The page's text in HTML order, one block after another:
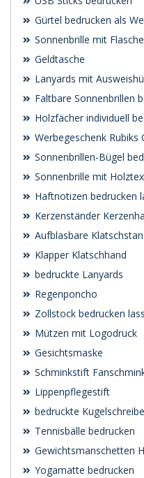
Gürtel bedrucken als
Sonnenbrille mit
Geldtasche
Lanyards mit
Faltbare Sonnenbrillen
Holzfächer individuell
Werbegeschenk Rubiks
Sonnenbrillen-Bügel
Sonnenbrille mit
Haftnotizen bedrucken
Kerzenständer
Aufblasbare
Klapper Klatschhand
bedruckte Lanyards
Regenponcho
Zollstock bedrucken
Mützen mit Logodruck
Gesichtsmaske
Schminkstift
Lippenpflegestift
bedruckte
Tennisbälle bedrucken
Gewichtsmanschetten
Yogamatte bedrucken